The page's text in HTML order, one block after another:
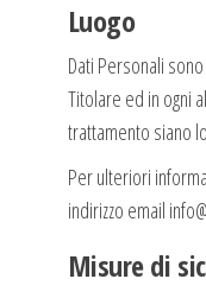
Luogo
Dati Personali
Titolare ed in ogni
trattamento siano
Per ulteriori
indirizzo email
Misure di